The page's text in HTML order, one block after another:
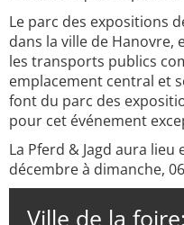
Le parc des expositions
dans la ville de Hanovre,
les transports publics
emplacement central et
font du parc des
pour cet événement
La Pferd & Jagd aura lieu
décembre à dimanche,
Ville de la foire: